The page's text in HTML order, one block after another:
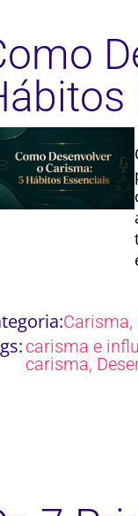
Carisma,
carisma e
carisma,